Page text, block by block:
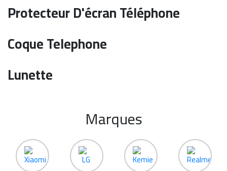
Protecteur D'écran Téléphone
Coque Telephone
Lunette
Marques